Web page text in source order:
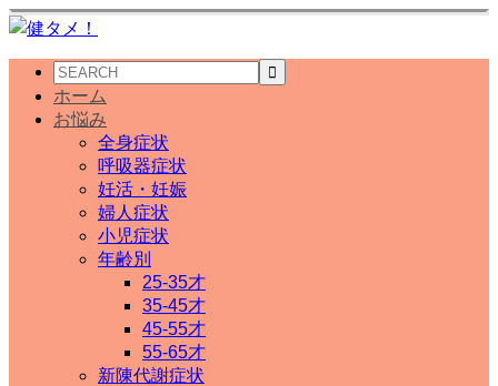
ホーム
お悩み
全身症状
呼吸器症状
妊活・妊娠
婦人症状
小児症状
年齢別
25-35才
35-45才
45-55才
55-65才
新陳代謝症状